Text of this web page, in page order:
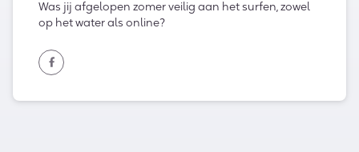
Was jij afgelopen zomer veilig aan het surfen, zowel
op het water als online?